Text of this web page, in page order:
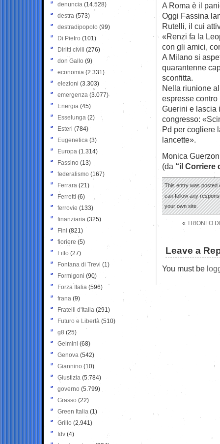
A Roma è il
Oggi Fassina
Rutelli, il cui
«Renzi fa la
con gli amici,
A Milano si
quarantenne
sconfitta.
Nella riunione
espresse
Guerini e lascia
congresso:
Pd per cogliere
lancette».
Monica
(da “il Corriere
This entry was posted
can follow any
your own site.
« TRIONFO
Leave a
You must be
denuncia (14.528)
destra (573)
destradipopolo (99)
Di Pietro (101)
Diritti civili (276)
don Gallo (9)
economia (2.331)
elezioni (3.303)
emergenza (3.077)
Energia (45)
Esselunga (2)
Esteri (784)
Eugenetica (3)
Europa (1.314)
Fassino (13)
federalismo (167)
Ferrara (21)
Ferretti (6)
ferrovie (133)
finanziaria (325)
Fini (821)
fioriere (5)
Fitto (27)
Fontana di Trevi (1)
Formigoni (90)
Forza Italia (596)
frana (9)
Fratelli d'Italia (291)
Futuro e Libertà (510)
g8 (25)
Gelmini (68)
Genova (542)
Giannino (10)
Giustizia (5.784)
governo (5.799)
Grasso (22)
Green Italia (1)
Grillo (2.941)
Idv (4)